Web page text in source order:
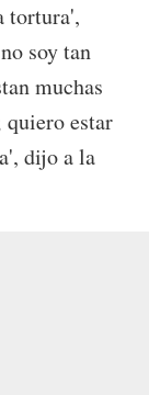
tortura',
soy tan
muchas
estar
dijo a la